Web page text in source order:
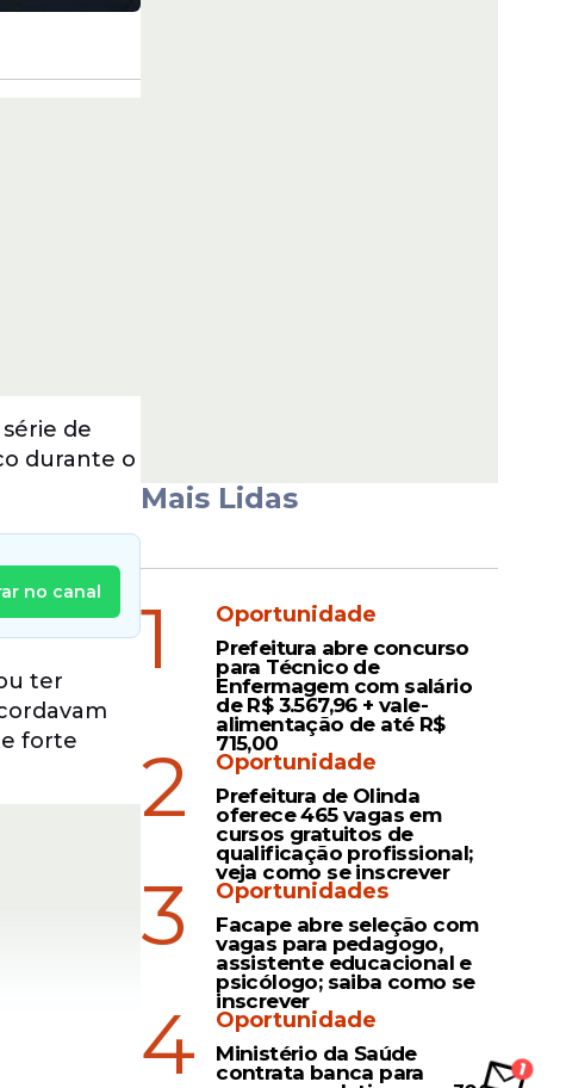
de
durante o
no canal
ter
forte
Mais Lidas
1 Oportunidade
Prefeitura abre concurso
para Técnico de
Enfermagem com salário
de R$ 3.567,96 + vale-
alimentação de até R$
715,00
2 Oportunidade
Prefeitura de Olinda
oferece 465 vagas em
cursos gratuitos de
qualificação profissional;
veja como se inscrever
3 Oportunidades
Facape abre seleção com
vagas para pedagogo,
assistente educacional e
psicólogo; saiba como se
inscrever
4 Oportunidade
Ministério da Saúde
contrata banca para